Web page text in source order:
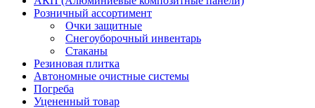
Розничный ассортимент
Очки защитные
Снегоуборочный инвентарь
Стаканы
Резиновая плитка
Автономные очистные системы
Погреба
Уцененный товар